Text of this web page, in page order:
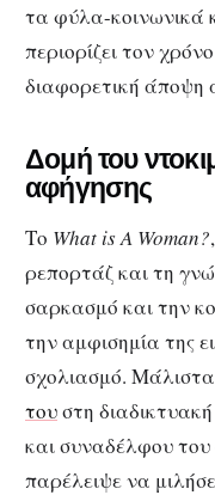
τα φύλα-κοινωνικά
περιορίζει τον
διαφορετική άποψη
Δομή του
αφήγησης
Το What is A Woman?
ρεπορτάζ και τη
σαρκασμό και την
την αμφισημία της
σχολιασμό.
τουστη
και συναδέλφου
παρέλειψε να